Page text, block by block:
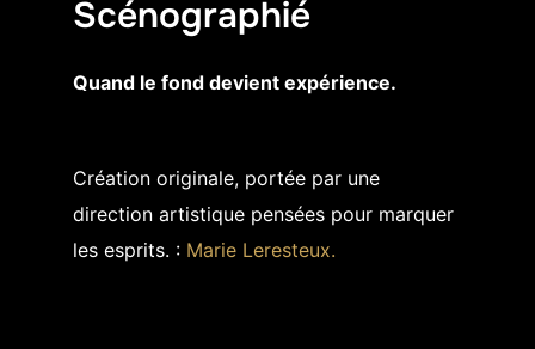
Scénographié
Quand le fond devient expérience.
Création originale, portée par une
direction artistique pensées pour marquer
les esprits. : Marie Leresteux.